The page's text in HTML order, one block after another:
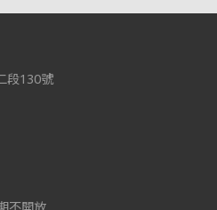
段130號